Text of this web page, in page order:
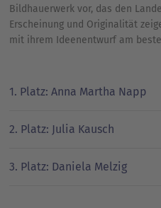
Bildhauerwerk vor, das den
Erscheinung und Originalität
mit ihrem Ideenentwurf am
1. Platz: Anna Martha Napp
2. Platz: Julia Kausch
3. Platz: Daniela Melzig